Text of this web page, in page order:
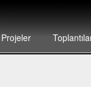
Projeler